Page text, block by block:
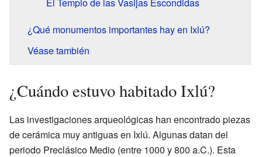
¿Qué monumentos importantes hay en Ixlú?
Véase también
¿Cuándo estuvo habitado Ixlú?
Las investigaciones arqueológicas han encontrado piezas
de cerámica muy antiguas en Ixlú. Algunas datan del
periodo Preclásico Medio (entre 1000 y 800 a.C.). Esta